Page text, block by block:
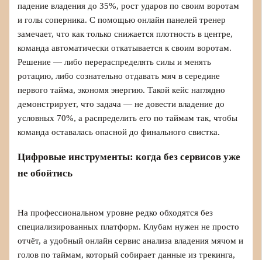
падение владения до 35%, рост ударов по своим воротам
и голы соперника. С помощью онлайн панелей тренер
замечает, что как только снижается плотность в центре,
команда автоматически откатывается к своим воротам.
Решение — либо перераспределять силы и менять
ротацию, либо сознательно отдавать мяч в середине
первого тайма, экономя энергию. Такой кейс наглядно
демонстрирует, что задача — не довести владение до
условных 70%, а распределить его по таймам так, чтобы
команда оставалась опасной до финального свистка.
Цифровые инструменты: когда без сервисов уже
не обойтись
На профессиональном уровне редко обходятся без
специализированных платформ. Клубам нужен не просто
отчёт, а удобный онлайн сервис анализа владения мячом и
голов по таймам, который собирает данные из трекинга,